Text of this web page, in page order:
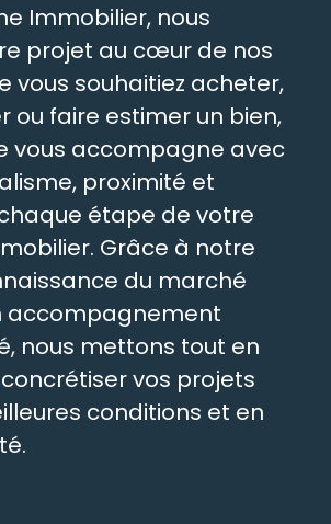
Immobilier, nous
projet au cœur de nos
vous souhaitiez acheter,
ou faire estimer un bien,
vous accompagne avec
proximité et
étape de votre
Grâce à notre
du marché
accompagnement
nous mettons tout en
vos projets
conditions et en